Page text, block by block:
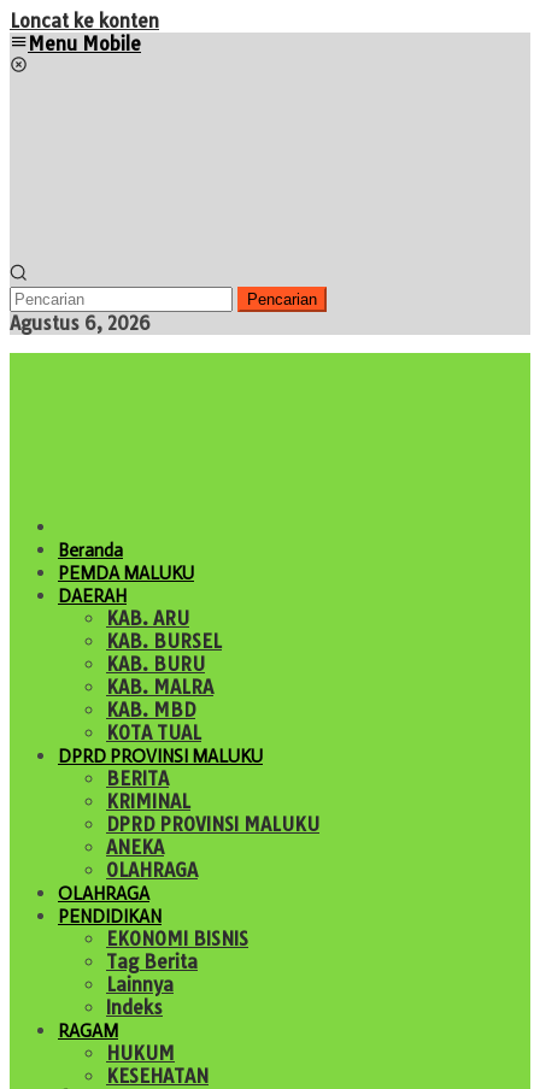
Loncat ke konten
Menu Mobile
Pencarian
Agustus 6, 2026
Beranda
PEMDA MALUKU
DAERAH
KAB. ARU
KAB. BURSEL
KAB. BURU
KAB. MALRA
KAB. MBD
KOTA TUAL
DPRD PROVINSI MALUKU
BERITA
KRIMINAL
DPRD PROVINSI MALUKU
ANEKA
OLAHRAGA
OLAHRAGA
PENDIDIKAN
EKONOMI BISNIS
Tag Berita
Lainnya
Indeks
RAGAM
HUKUM
KESEHATAN